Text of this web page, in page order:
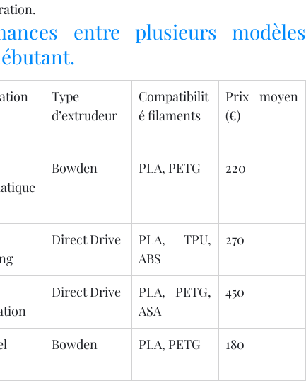
entre plusieurs modèles
Type
d’extrudeur
Compatibilit
é filaments
Prix moyen
(€)
Bowden PLA, PETG 220
Direct Drive
PLA, TPU,
ABS
270
Direct Drive
PLA, PETG,
ASA
450
Bowden PLA, PETG 180